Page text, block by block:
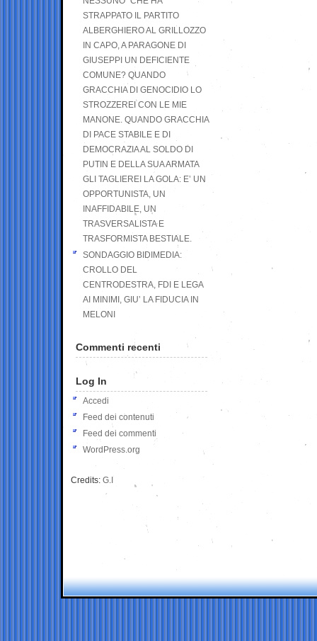
STRAPPATO IL PARTITO
ALBERGHIERO AL GRILLOZZO
IN CAPO, A PARAGONE DI
GIUSEPPI UN DEFICIENTE
COMUNE? QUANDO
GRACCHIA DI GENOCIDIO LO
STROZZEREI CON LE MIE
MANONE. QUANDO GRACCHIA
DI PACE STABILE E DI
DEMOCRAZIA AL SOLDO DI
PUTIN E DELLA SUA ARMATA
GLI TAGLIEREI LA GOLA: E’ UN
OPPORTUNISTA, UN
INAFFIDABILE, UN
TRASVERSALISTA E
TRASFORMISTA BESTIALE.
SONDAGGIO BIDIMEDIA:
CROLLO DEL
CENTRODESTRA, FDI E LEGA
AI MINIMI, GIU’ LA FIDUCIA IN
MELONI
Commenti recenti
Log In
Accedi
Feed dei contenuti
Feed dei commenti
WordPress.org
Credits: G.I